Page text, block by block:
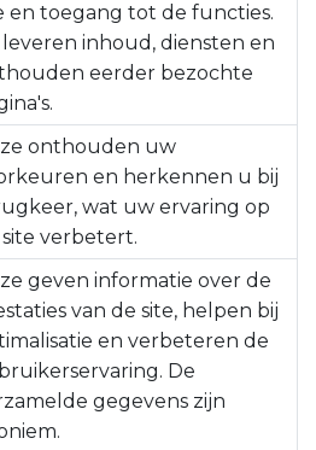
en toegang tot de functies.
leveren inhoud, diensten en
eerder bezochte
onthouden uw
en herkennen u bij
wat uw ervaring op
verbetert.
geven informatie over de
van de site, helpen bij
en verbeteren de
De
gegevens zijn